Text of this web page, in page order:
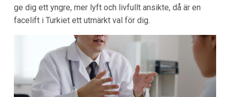
ge dig ett yngre, mer lyft och livfullt ansikte, då är en
facelift i Turkiet ett utmärkt val för dig.